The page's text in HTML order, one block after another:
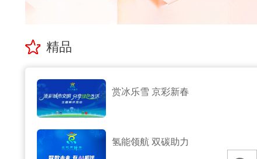
精品
赏冰乐雪 京彩新春
氢能领航 双碳助力